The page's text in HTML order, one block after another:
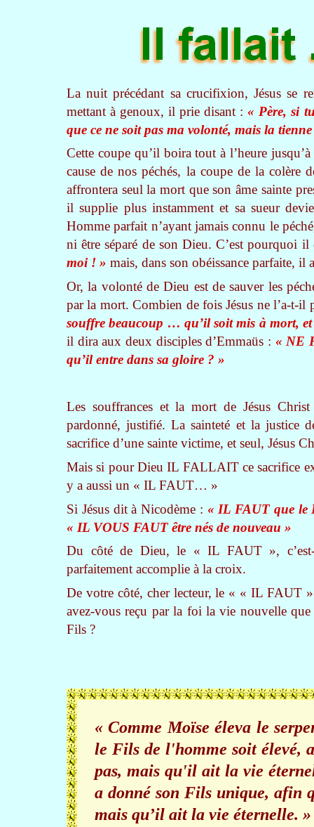
La nuit précédant sa crucifixion, Jésus se
mettant à genoux, il prie disant :« Père, si
que ce ne soit pas ma volonté, mais la
Cette coupe qu’il boira tout à l’heure
cause de nos péchés, la coupe de la
affrontera seul la mort que son âme sainte
il supplie plus instamment et sa sueur
Homme parfait n’ayant jamais connu le
ni être séparé de son Dieu. C’est pourquoi
moi ! » mais, dans son obéissance parfaite, il
Or, la volonté de Dieu est de sauver les
par la mort. Combien de fois Jésus ne l’a-t-il
souffre beaucoup … qu’il soit mis à mort, et
il dira aux deux disciples d’Emmaüs : « NE
qu’il entre dans sa gloire ? »
Les souffrances et la mort de Jésus
pardonné, justifié. La sainteté et la justice
sacrifice d’une sainte victime, et seul, Jésus
Mais si pour Dieu IL FALLAIT ce sacrifice
y a aussi un « IL FAUT… »
Si Jésus dit à Nicodème : « IL FAUT que le
« IL VOUS FAUT être nés de nouveau »
Du côté de Dieu, le « IL FAUT », c’est-
parfaitement accomplie à la croix.
De votre côté, cher lecteur, le « « IL FAUT
avez-vous reçu par la foi la vie nouvelle
Fils ?
« Comme Moïse éleva le
le Fils de l'homme soit élevé,
pas, mais qu'il ait la vie
a donné son Fils unique, afin
mais qu’il ait la vie éternelle.